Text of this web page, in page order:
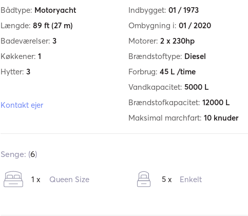
Bådtype: Motoryacht
Længde: 89 ft (27 m)
Badeværelser: 3
Køkkener: 1
Hytter: 3
Kontakt ejer
Indbygget: 01 / 1973
Ombygning i: 01 / 2020
Motorer: 2 x 230hp
Brændstoftype: Diesel
Forbrug: 45 L /time
Vandkapacitet: 5000 L
Brændstofkapacitet: 12000 L
Maksimal marchfart: 10 knuder
Senge: (6)
1 x Queen Size 5 x Enkelt